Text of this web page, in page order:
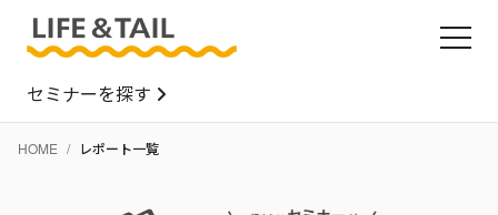
セミナーを探す
HOME レポート一覧